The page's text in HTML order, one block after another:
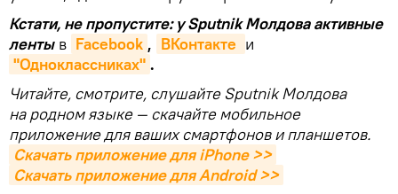
Кстати, не пропустите: у Sputnik Молдова активные
ленты в Facebook , ВКонтакте и
"Одноклассниках" .
Читайте, смотрите, слушайте Sputnik Молдова
на родном языке — скачайте мобильное
приложение для ваших смартфонов и планшетов.
Скачать приложение для iPhone >>
Скачать приложение для Android >>